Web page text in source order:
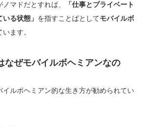
マドだとすれば、
「仕事とプライベート
る状態」 を指すことばとしてモバイルボ
ます。
なぜモバイルボヘミアンなの
イルボヘミアン的な生き方が勧められてい